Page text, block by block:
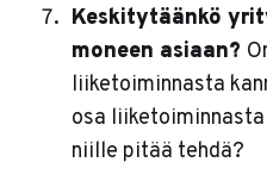
Keskitytäänkö
moneen asiaan?
liiketoiminnasta
osa
niille pitää tehdä?